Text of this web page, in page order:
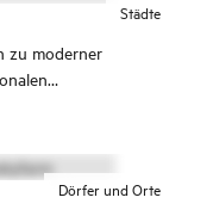
Städte
zu moderner
Dörfer und Orte